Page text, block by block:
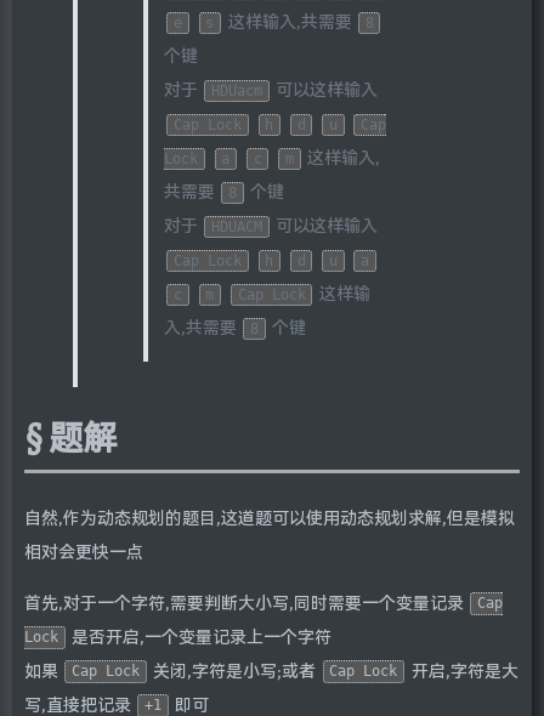
e
s 这样输入,共需要 8
个键
对于
HDUacm 可以这样输入
Cap Lock h d u
Cap
Lock
a c m
这样输入,
共需要
8
个键
对于
HDUACM 可以这样输入
Cap Lock h d u
a
c
m Cap Lock
这样输
入,共需要
8 个键
题解
自然,作为动态规划的题目,这道题可以使用动态规划求解,但是模拟
相对会更快一点
首先,对于一个字符,需要判断大小写,同时需要一个变量记录
Cap
Lock
是否开启,一个变量记录上一个字符
如果
Cap Lock 关闭,字符是小写;或者 Cap Lock
开启,字符是大
写,直接把记录
+1
即可